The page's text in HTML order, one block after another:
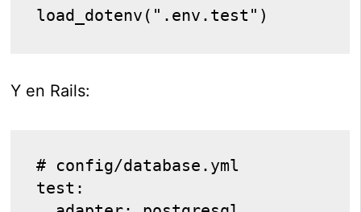
load_dotenv(".env.test")
Y en Rails:
# config/database.yml
test: